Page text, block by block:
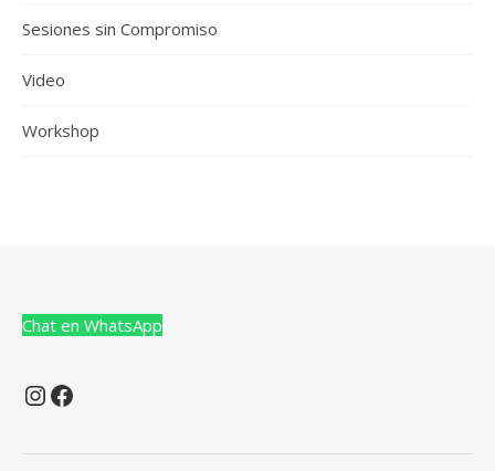
Sesiones sin Compromiso
Video
Workshop
Chat en WhatsApp
Instagram
Facebook